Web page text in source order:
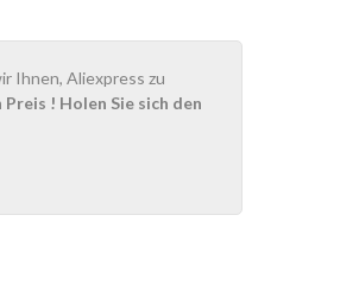
Ihnen, Aliexpress zu
Preis ! Holen Sie sich den